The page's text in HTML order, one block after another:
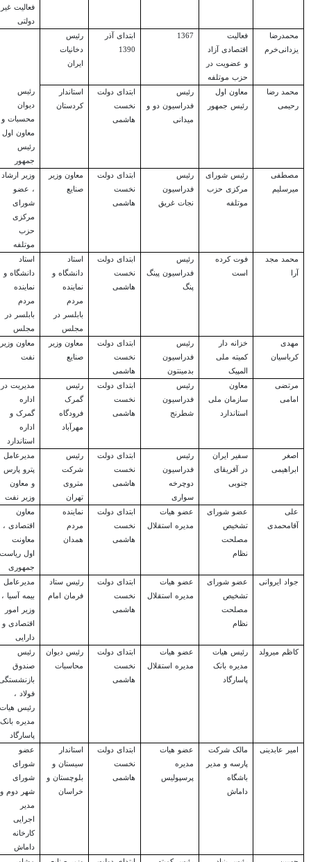
فعالیت غیر
دولتی
محمدرضا
یزدانی‌خرم
فعالیت
اقتصادی آزاد
و عضویت در
حزب موتلفه
1367
ابتدای آذر
1390
رئیس
دخانیات
ایران
محمد رضا
رحیمی
معاون اول
رئیس جمهور
رئیس
فدراسیون دو و
میدانی
ابتدای دولت
نخست
هاشمی
استاندار
کردستان
رئیس
دیوان
محسبات و
معاون اول
رئیس
جمهور
مصطفی
میرسلیم
رئیس شورای
مرکزی حزب
موتلفه
رئیس
فدراسیون
نجات غریق
ابتدای دولت
نخست
هاشمی
معاون وزیر
صنایع
وزیر ارشاد
، عضو
شورای
مرکزی
حزب
موتلفه
محمد مجد
آرا
فوت کرده
است
رئیس
فدراسیون پینگ
پنگ
ابتدای دولت
نخست
هاشمی
استاد
دانشگاه و
نماینده
مردم
بابلسر در
مجلس
استاد
دانشگاه و
نماینده
مردم
بابلسر در
مجلس
مهدی
کرباسیان
خزانه دار
کمیته ملی
المپیک
رئیس
فدراسیون
بدمینتون
ابتدای دولت
نخست
هاشمی
معاون وزیر
صنایع
معاون وزیر
نفت
مرتضی
امامی
معاون
سازمان ملی
استاندارد
رئیس
فدراسیون
شطرنج
ابتدای دولت
نخست
هاشمی
رئیس
گمرک
فرودگاه
مهرآباد
مدیریت در
اداره
گمرک و
اداره
استاندارد
اصغر
ابراهیمی
سفیر ایران
در آفریقای
جنوبی
رئیس
فدراسیون
دوچرخه
سواری
ابتدای دولت
نخست
هاشمی
رئیس
شرکت
متروی
تهران
مدیرعامل
پترو پارس
و معاون
وزیر نفت
علی
آقامحمدی
عضو شورای
تشخیص
مصلحت
نظام
عضو هیات
مدیره استقلال
ابتدای دولت
نخست
هاشمی
نماینده
مردم
همدان
معاون
اقتصادی ،
معاونت
اول
جمهوری
جواد ایروانی
عضو شورای
تشخیص
مصلحت
نظام
عضو هیات
مدیره استقلال
ابتدای دولت
نخست
هاشمی
رئیس ستاد
فرمان امام
مدیرعامل
بیمه آسیا ،
وزیر امور
اقتصادی و
دارایی
کاظم میرولد
رئیس هیات
مدیره بانک
پاسارگاد
عضو هیات
مدیره استقلال
ابتدای دولت
نخست
هاشمی
رئیس دیوان
محاسبات
رئیس
صندوق
فولاد ،
رئیس
مدیره بانک
پاسارگاد
امیر عابدینی
مالک شرکت
پارسه و مدیر
باشگاه
داماش
عضو هیات
مدیره
پرسپولیس
ابتدای دولت
نخست
هاشمی
استاندار
سیستان و
بلوچستان و
خراسان
عضو
شورای
شورای
شهر دوم و
مدیر
اجرایی
کارخانه
داماش